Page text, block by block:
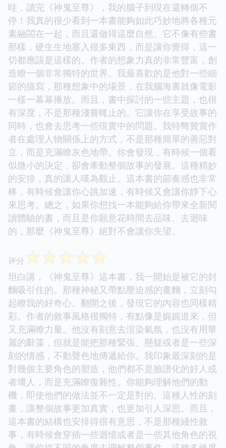
哇，讀完《神鬼至尊》，我的腦子到現在還轉個不
停！我真的很少看到一本書能夠如此巧妙地將各種元
素融閤在一起，而且還做得這麼自然。它不像有些書
那樣，硬生生地塞入很多東西，而是讓你覺得，這一
切都應該是這樣的。作者的想象力真的非常豐富，創
造瞭一個非常獨特的世界。我最喜歡的是他對一些細
節的描寫，那種想象中的場景，在我腦海裏就像電影
一樣一幕幕播放。而且，書中探討的一些主題，也很
有深度，不是那種淺嘗輒止的。它讓你在享受故事的
同時，也會去思考一些現實中的問題。我特彆贊賞作
者在處理人物關係上的方式，不是那種簡單的善惡對
立，而是充滿瞭灰色地帶。你會發現，有時候一個看
似微小的決定，卻會牽動整個故事的發展。這種精妙
的安排，真的讓人嘆為觀止。這本書的節奏感也非常
棒，有時候會讓你心跳加速，有時候又會讓你靜下心
來思考。總之，如果你想找一本能夠給你帶來全新閱
讀體驗的書，而且是你願意花時間去品味、去迴味
的，那麼《神鬼至尊》絕對不會讓你失望。
评分 ☆☆☆☆☆
坦白講，《神鬼至尊》這本書，我一開始是被它的封
麵吸引住的。那種神秘又帶點壓迫感的畫麵，立刻勾
起瞭我的好奇心。翻開之後，發現它的內容也同樣精
彩。作者的敘事風格很獨特，有點像是娓娓道來，但
又充滿瞭力量。他沒有刻意去渲染氣氛，也沒有用華
麗的辭藻，但就是能把那種緊張、懸疑或者是一些深
刻的情感，不動聲色地傳遞給你。我印象最深刻的是
對幾個主要角色的塑造，他們都不是臉譜化的好人或
者壞人，而是充滿瞭復雜性。你能夠理解他們的動
機，即使他們的做法並不一定是對的。這種人性的刻
畫，讓整個故事更加真實，也更加引人深思。而且，
這本書的結構也安排得很有意思，不是那種綫性敘
事，有時候會穿插一些迴憶或者是一些其他角色的視